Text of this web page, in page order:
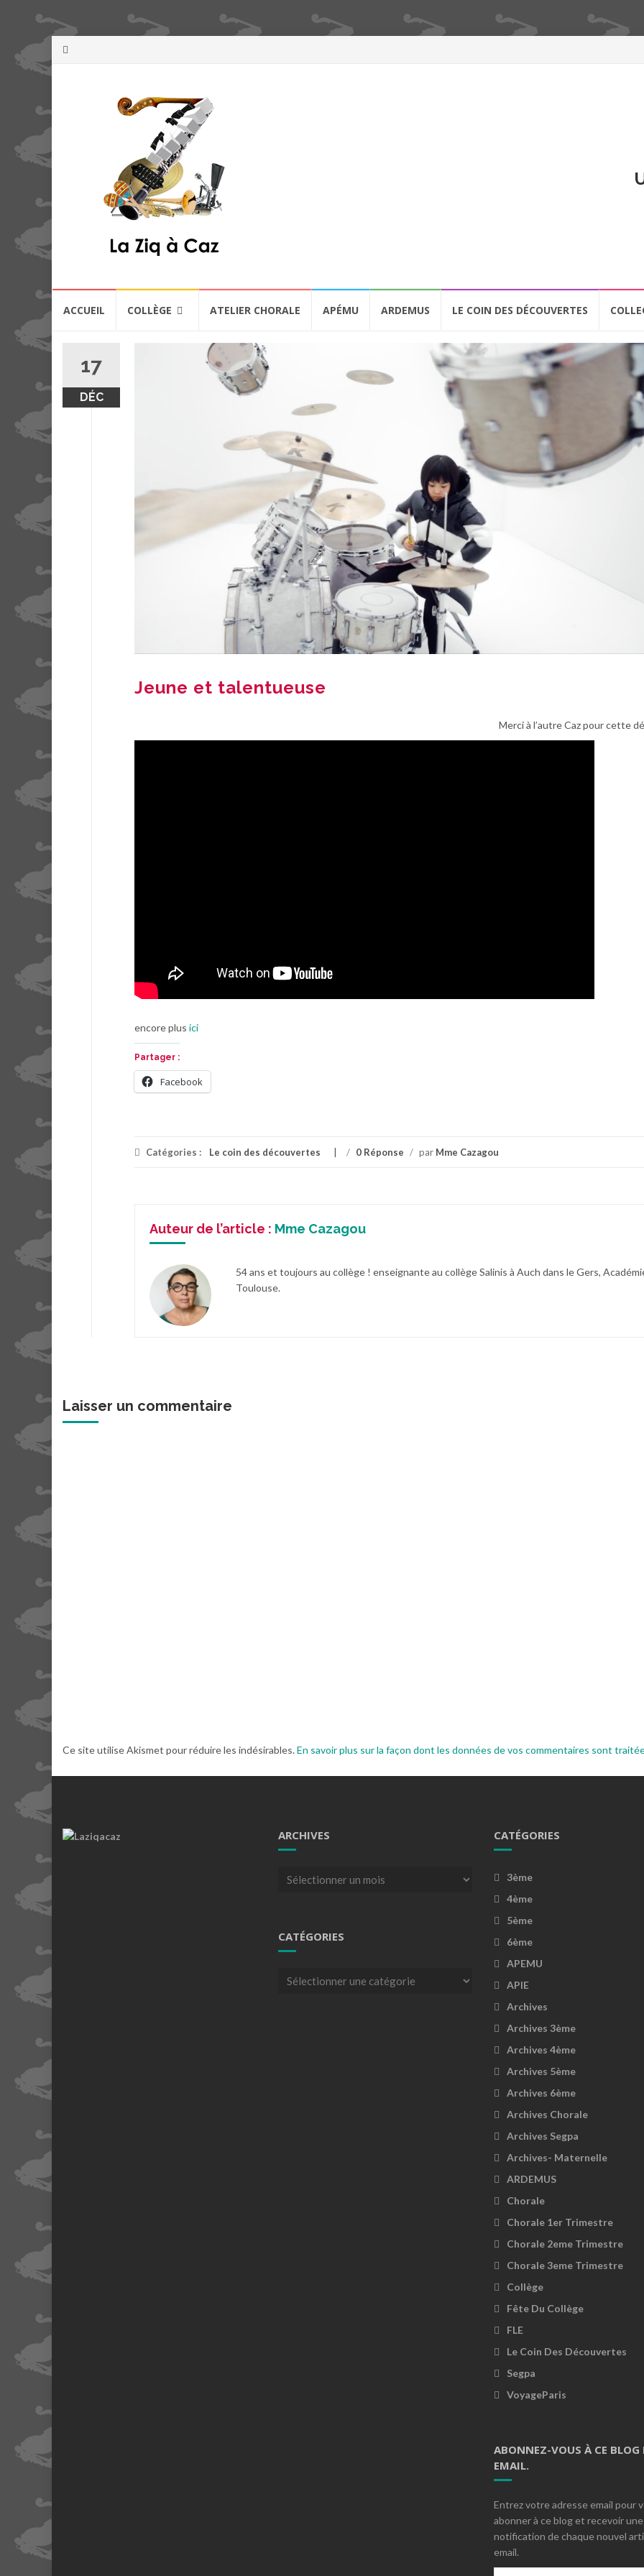
ACCUEIL COLLÈGE ATELIER CHORALE APÉMU ARDEMUS LE COIN DES DÉCOUVERTES
17
DÉC
Jeune et talentueuse
Merci à l’autre Caz pour cette
encore plus ici
Partager :
Facebook
Catégories : Le coin des découvertes / 0 Réponse / par Mme Cazagou
Auteur de l’article : Mme Cazagou
54 ans et toujours au collège ! enseignante au collège Salinis à Auch dans le Gers,
Toulouse.
Laisser un commentaire
Ce site utilise Akismet pour réduire les indésirables.En savoir plus sur la façon dont les données de vos commentaires sont
ARCHIVES
Archives
CATÉGORIES
Catégories
CATÉGORIES
3ème
4ème
5ème
6ème
APEMU
APIE
Archives
Archives 3ème
Archives 4ème
Archives 5ème
Archives 6ème
Archives Chorale
Archives Segpa
Archives- Maternelle
ARDEMUS
Chorale
Chorale 1er Trimestre
Chorale 2eme Trimestre
Chorale 3eme Trimestre
Collège
Fête Du Collège
FLE
Le Coin Des Découvertes
Segpa
VoyageParis
ABONNEZ-VOUS À CE BLOG
EMAIL.
Entrez votre adresse email pour
abonner à ce blog et recevoir une
notification de chaque nouvel
email.